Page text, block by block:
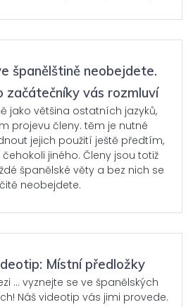
španělštině neobejdete.
začátečníky vás rozmluví
jako většina ostatních jazyků,
projevu členy. těm je nutné
jejich použití ještě předtím,
jiného. Členy jsou totiž
španělské věty a bez nich se
neobejdete.
Místní předložky
… vyznejte se ve španělských
Náš videotip vás jimi provede.